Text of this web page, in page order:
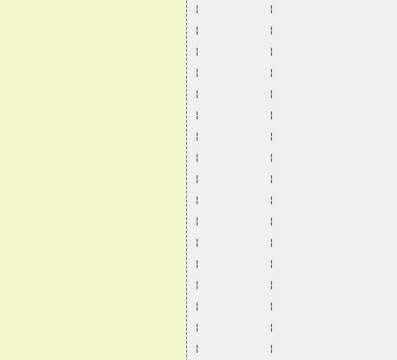
¦           ¦
¦           ¦
¦           ¦
¦           ¦
¦           ¦
¦           ¦
¦           ¦
¦           ¦
¦           ¦
¦           ¦
¦           ¦
¦           ¦
¦           ¦
¦           ¦
¦           ¦
¦           ¦
¦           ¦